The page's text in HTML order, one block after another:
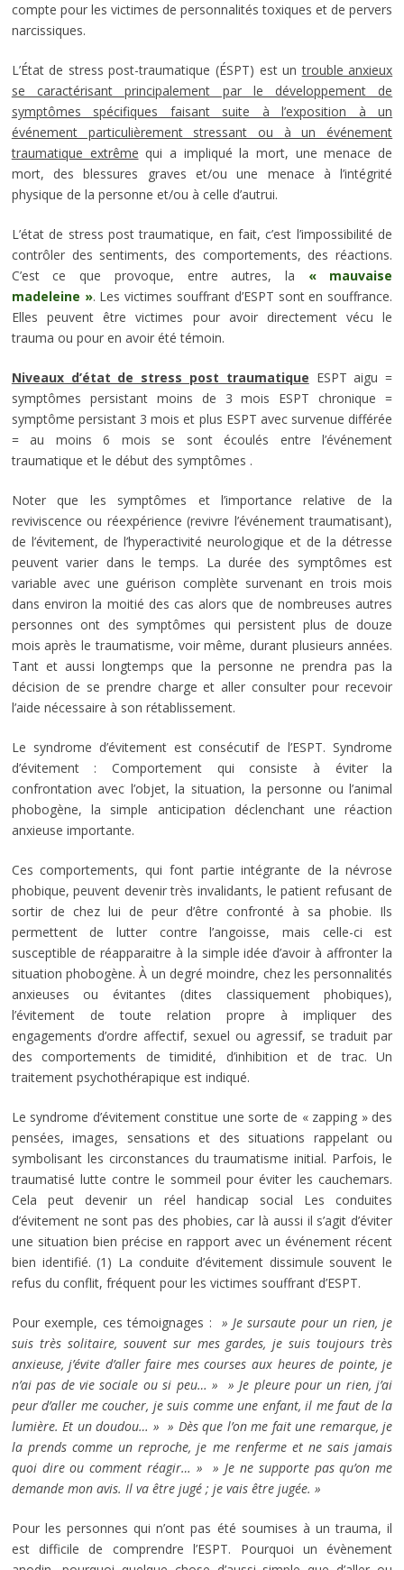
compte pour les victimes de personnalités toxiques et de pervers
narcissiques.
L’État de stress post-traumatique (ÉSPT) est untrouble anxieux
se caractérisant principalement par le développement de
symptômes spécifiques faisant suite à l’exposition à un
événement particulièrement stressant ou à un événement
traumatique extrême qui a impliqué la mort, une menace de
mort, des blessures graves et/ou une menace à l’intégrité
physique de la personne et/ou à celle d’autrui.
L’état de stress post traumatique, en fait, c’est l’impossibilité de
contrôler des sentiments, des comportements, des réactions.
C’est ce que provoque, entre autres, la « mauvaise
madeleine ». Les victimes souffrant d’ESPT sont en souffrance.
Elles peuvent être victimes pour avoir directement vécu le
trauma ou pour en avoir été témoin.
Niveaux d’état de stress post traumatique ESPT aigu =
symptômes persistant moins de 3 mois ESPT chronique =
symptôme persistant 3 mois et plus ESPT avec survenue différée
= au moins 6 mois se sont écoulés entre l’événement
traumatique et le début des symptômes .
Noter que les symptômes et l’importance relative de la
reviviscence ou réexpérience (revivre l’événement traumatisant),
de l’évitement, de l’hyperactivité neurologique et de la détresse
peuvent varier dans le temps. La durée des symptômes est
variable avec une guérison complète survenant en trois mois
dans environ la moitié des cas alors que de nombreuses autres
personnes ont des symptômes qui persistent plus de douze
mois après le traumatisme, voir même, durant plusieurs années.
Tant et aussi longtemps que la personne ne prendra pas la
décision de se prendre charge et aller consulter pour recevoir
l’aide nécessaire à son rétablissement.
Le syndrome d’évitement est consécutif de l’ESPT. Syndrome
d’évitement : Comportement qui consiste à éviter la
confrontation avec l’objet, la situation, la personne ou l’animal
phobogène, la simple anticipation déclenchant une réaction
anxieuse importante.
Ces comportements, qui font partie intégrante de la névrose
phobique, peuvent devenir très invalidants, le patient refusant de
sortir de chez lui de peur d’être confronté à sa phobie. Ils
permettent de lutter contre l’angoisse, mais celle-ci est
susceptible de réapparaitre à la simple idée d’avoir à affronter la
situation phobogène. À un degré moindre, chez les personnalités
anxieuses ou évitantes (dites classiquement phobiques),
l’évitement de toute relation propre à impliquer des
engagements d’ordre affectif, sexuel ou agressif, se traduit par
des comportements de timidité, d’inhibition et de trac. Un
traitement psychothérapique est indiqué.
Le syndrome d’évitement constitue une sorte de « zapping » des
pensées, images, sensations et des situations rappelant ou
symbolisant les circonstances du traumatisme initial. Parfois, le
traumatisé lutte contre le sommeil pour éviter les cauchemars.
Cela peut devenir un réel handicap social Les conduites
d’évitement ne sont pas des phobies, car là aussi il s’agit d’éviter
une situation bien précise en rapport avec un événement récent
bien identifié. (1) La conduite d’évitement dissimule souvent le
refus du conflit, fréquent pour les victimes souffrant d’ESPT.
Pour exemple, ces témoignages :
» Je sursaute pour un rien, je
suis très solitaire, souvent sur mes gardes, je suis toujours très
anxieuse, j’évite d’aller faire mes courses aux heures de pointe, je
n’ai pas de vie sociale ou si peu… »
» Je pleure pour un rien, j’ai
peur d’aller me coucher, je suis comme une enfant, il me faut de la
lumière. Et un doudou… » » Dès que l’on me fait une remarque, je
la prends comme un reproche, je me renferme et ne sais jamais
quoi dire ou comment réagir… »
» Je ne supporte pas qu’on me
demande mon avis. Il va être jugé ; je vais être jugée. »
Pour les personnes qui n’ont pas été soumises à un trauma, il
est difficile de comprendre l’ESPT. Pourquoi un évènement